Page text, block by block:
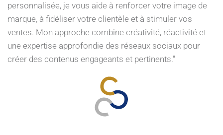
personnalisée, je vous aide à renforcer votre image de
marque, à fidéliser votre clientèle et à stimuler vos
ventes. Mon approche combine créativité, réactivité et
une expertise approfondie des réseaux sociaux pour
créer des contenus engageants et pertinents."